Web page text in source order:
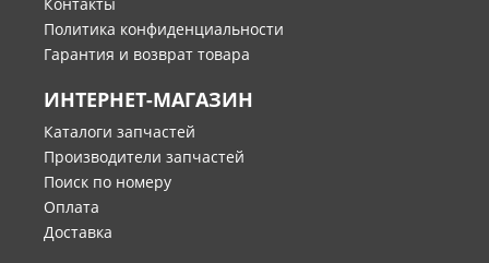
Политика конфиденциальности
Гарантия и возврат товара
ИНТЕРНЕТ-МАГАЗИН
Каталоги запчастей
Производители запчастей
Поиск по номеру
Оплата
Доставка